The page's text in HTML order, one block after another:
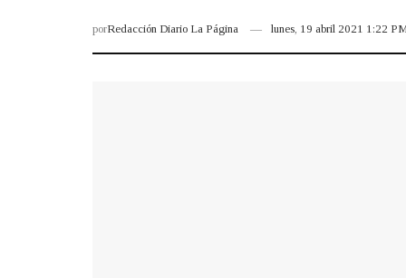
porRedacción Diario La Página lunes, 19 abril 2021 1:22